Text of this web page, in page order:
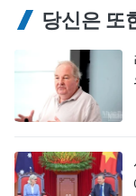
당신은 또